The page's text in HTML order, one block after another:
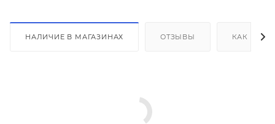
НАЛИЧИЕ В МАГАЗИНАХ ОТЗЫВЫ КАК